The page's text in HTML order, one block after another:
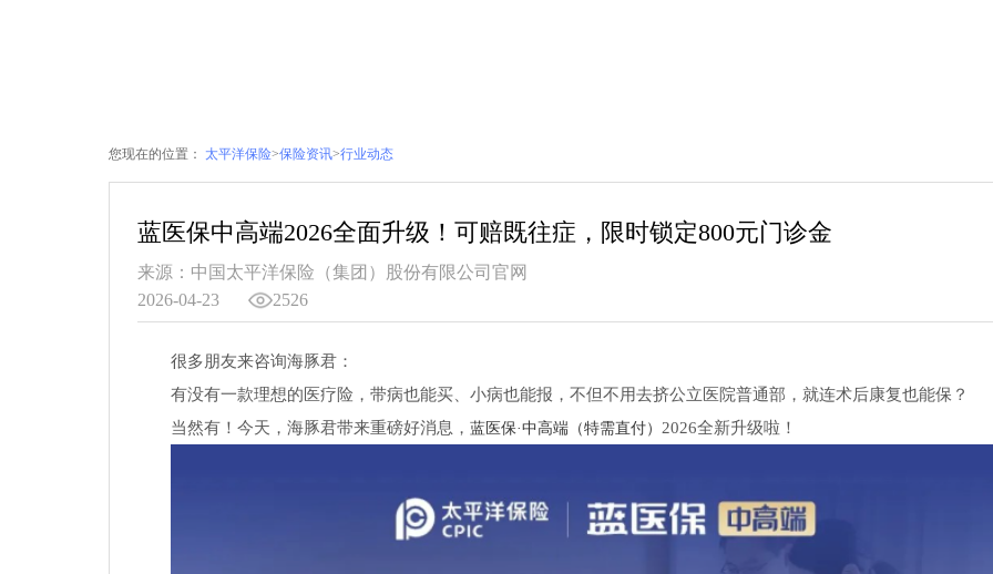
您现在的位置： 太平洋保险>保险资讯>行业动态
蓝医保中高端2026全面升级！可赔既往症，限时锁定800元门诊金
来源：中国太平洋保险（集团）股份有限公司官网
2026-04-23
2526
很多朋友来咨询海豚君：
有没有一款理想的医疗险，带病也能买、小病也能报，不但不用去挤公立医院普通部，就连术后康复也能保？
当然有！今天，海豚君带来重磅好消息， 蓝医保·中高端（特需直付） 2026全新升级啦！